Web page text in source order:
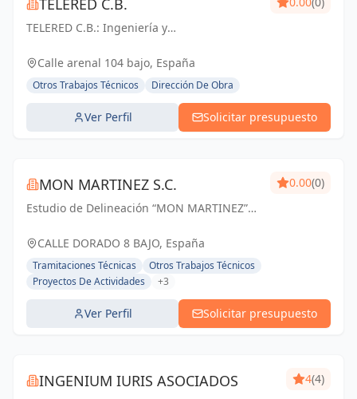
TELERED C.B.
TELERED C.B.: Ingeniería y
conectado. Soluciones integrales, calidad y
experiencia en Vigo y Pontevedra.
Calle arenal 104 bajo, España
Otros Trabajos Técnicos Dirección De Obra
Ver Perfil Solicitar presupuesto
MON MARTINEZ S.C.
Estudio de Delineación “MON MARTINEZ”
de 25 años de experiencia. Entendemos
nuestro trabajo, como parte importante de
un trabajo...
0.00(0)
CALLE DORADO 8 BAJO, España
Tramitaciones Técnicas
Otros Trabajos Técnicos
Proyectos De Actividades
+3
Ver Perfil Solicitar presupuesto
INGENIUM IURIS ASOCIADOS 4(4)